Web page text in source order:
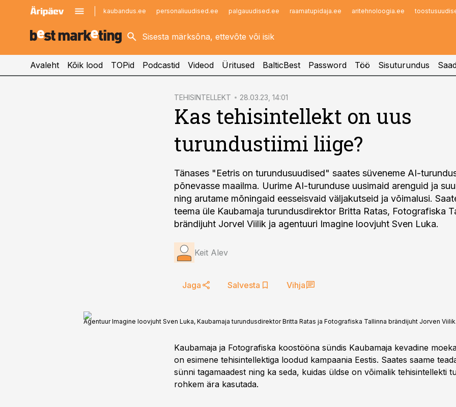
kaubandus.ee personaliuudised.ee palgauudised.ee raamatupidaja.ee aritehnoloogia.ee
kinnisvarauudised.ee
logistikauudised.ee
imelineajalugu.ee
Infopank
Avaleht Kõik lood TOPid Podcastid Videod Üritused BalticBest Password Töö Sisuturundus
TEHISINTELLEKT 28.03.23, 14:01
Kas tehisintellekt on uus
turundustiimi liige?
Tänases "Eetris on turundusuudised" saates süveneme AI-
põnevasse maailma. Uurime AI-turunduse uusimaid arenguid ja
ning arutame mõningaid eesseisvaid väljakutseid ja võimalusi.
teema üle Kaubamaja turundusdirektor Britta Ratas, Fotografiska
brändijuht Jorvel Viilik ja agentuuri Imagine loovjuht Sven Luka.
Keit Alev
Jaga Salvesta Vihja
Agentuur Imagine loovjuht Sven Luka, Kaubamaja turundusdirektor Britta Ratas ja Fotografiska Tallinna brändijuht Jorven Viilik.
Kaubamaja ja Fotografiska koostööna sündis Kaubamaja kevadine
on esimene tehisintellektiga loodud kampaania Eestis. Saates saame
sünni tagamaadest ning ka seda, kuidas üldse on võimalik tehisintellekti
rohkem ära kasutada.